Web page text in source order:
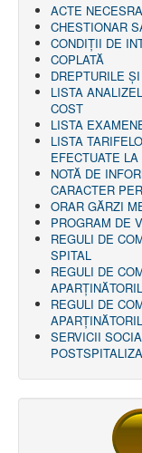
ACTE
CHESTIONAR
CONDIȚII DE
COPLATĂ
DREPTURILE
LISTA
COST
LISTA
LISTA
EFECTUATE
NOTĂ DE
CARACTER
ORAR GĂRZI
PROGRAM DE
REGULI DE
SPITAL
REGULI DE
REGULI DE
SERVICII